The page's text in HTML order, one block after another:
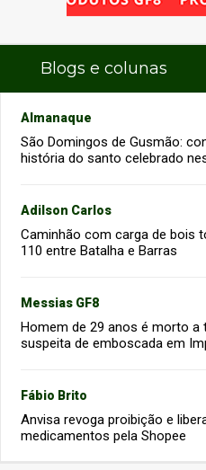
Blogs e colunas
Almanaque
São Domingos de Gusmão:
história do santo celebrado
Adilson Carlos
Caminhão com carga de bois
110 entre Batalha e Barras
Messias GF8
Homem de 29 anos é morto a
suspeita de emboscada em
Fábio Brito
Anvisa revoga proibição e
medicamentos pela Shopee